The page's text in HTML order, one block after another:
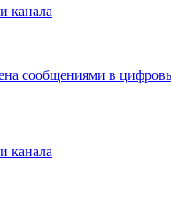
канала
сообщениями в
канала